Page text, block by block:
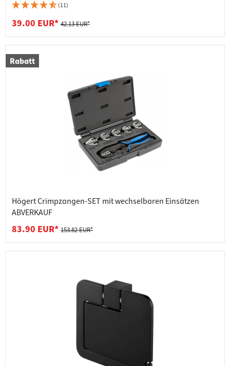
(11)
39.00 EUR* 42.13 EUR*
Rabatt
Högert Crimpzangen-SET mit wechselbaren Einsätzen
ABVERKAUF
83.90 EUR* 153.82 EUR*